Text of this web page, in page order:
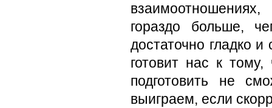
гораздо больше,
достаточно гладко
готовит нас к
подготовить не
выиграем, если